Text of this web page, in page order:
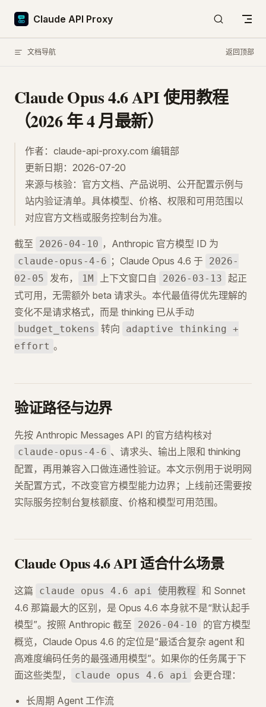
Skip to content
Claude API Proxy
文档导航 返回顶部
Claude Opus 4.6 API 使用教程
（2026 年 4 月最新）
作者：claude-api-proxy.com 编辑部
更新日期：2026-07-20
来源与核验：官方文档、产品说明、公开配置示例与
站内验证清单。具体模型、价格、权限和可用范围以
对应官方文档或服务控制台为准。
截至 2026-04-10 ，Anthropic 官方模型 ID 为
claude-opus-4-6 ；Claude Opus 4.6 于
2026-
02-05 发布， 1M 上下文窗口自 2026-03-13 起正
式可用，无需额外 beta 请求头。本代最值得优先理解的
变化不是请求格式，而是 thinking 已从手动
budget_tokens 转向
adaptive thinking +
effort 。
验证路径与边界
先按 Anthropic Messages API 的官方结构核对
claude-opus-4-6 、请求头、输出上限和 thinking
配置，再用兼容入口做连通性验证。本文示例用于说明网
关配置方式，不改变官方模型能力边界；上线前还需要按
实际服务控制台复核额度、价格和模型可用范围。
Claude Opus 4.6 API 适合什么场景
这篇 claude opus 4.6 api 使用教程 和 Sonnet
4.6 那篇最大的区别，是 Opus 4.6 本身就不是“默认起手
模型”。按照 Anthropic 截至
2026-04-10
的官方模型
概览，Claude Opus 4.6 的定位是“最适合复杂 agent 和
高难度编码任务的最强通用模型”。如果你的任务属于下
面这些类型，
claude opus 4.6 api 会更合理：
长周期 Agent 工作流